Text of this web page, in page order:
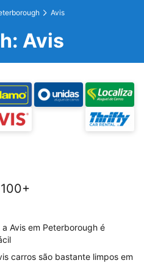
Avis
Avis
100+
Avis em Peterborough é
carros são bastante limpos em